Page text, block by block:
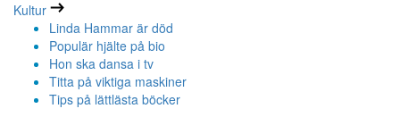
Kultur
Linda Hammar är död
Populär hjälte på bio
Hon ska dansa i tv
Titta på viktiga maskiner
Tips på lättlästa böcker